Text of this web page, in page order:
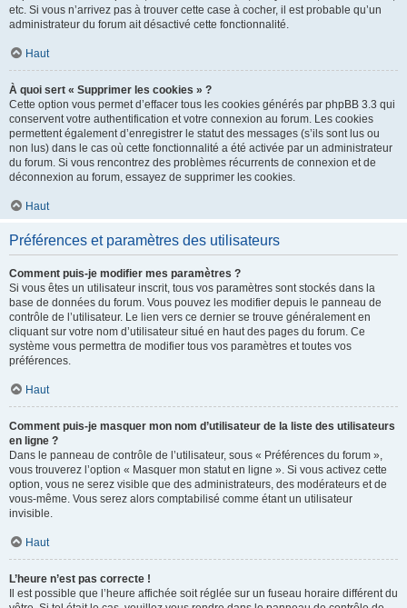
etc. Si vous n’arrivez pas à trouver cette case à cocher, il est probable qu’un
administrateur du forum ait désactivé cette fonctionnalité.
Haut
À quoi sert « Supprimer les cookies » ?
Cette option vous permet d’effacer tous les cookies générés par phpBB 3.3 qui
conservent votre authentification et votre connexion au forum. Les cookies
permettent également d’enregistrer le statut des messages (s’ils sont lus ou
non lus) dans le cas où cette fonctionnalité a été activée par un administrateur
du forum. Si vous rencontrez des problèmes récurrents de connexion et de
déconnexion au forum, essayez de supprimer les cookies.
Haut
Préférences et paramètres des utilisateurs
Comment puis-je modifier mes paramètres ?
Si vous êtes un utilisateur inscrit, tous vos paramètres sont stockés dans la
base de données du forum. Vous pouvez les modifier depuis le panneau de
contrôle de l’utilisateur. Le lien vers ce dernier se trouve généralement en
cliquant sur votre nom d’utilisateur situé en haut des pages du forum. Ce
système vous permettra de modifier tous vos paramètres et toutes vos
préférences.
Haut
Comment puis-je masquer mon nom d’utilisateur de la liste des utilisateurs
en ligne ?
Dans le panneau de contrôle de l’utilisateur, sous « Préférences du forum »,
vous trouverez l’option « Masquer mon statut en ligne ». Si vous activez cette
option, vous ne serez visible que des administrateurs, des modérateurs et de
vous-même. Vous serez alors comptabilisé comme étant un utilisateur
invisible.
Haut
L’heure n’est pas correcte !
Il est possible que l’heure affichée soit réglée sur un fuseau horaire différent du